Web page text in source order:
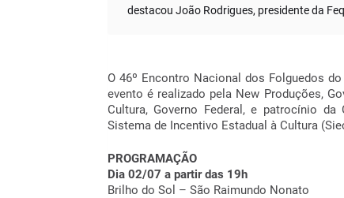
destacou João Rodrigues, presidente da
O 46º Encontro Nacional dos Folguedos
evento é realizado pela New Produções,
Cultura, Governo Federal, e patrocínio
Sistema de Incentivo Estadual à Cultura
PROGRAMAÇÃO
Dia 02/07 a partir das 19h
Brilho do Sol – São Raimundo Nonato